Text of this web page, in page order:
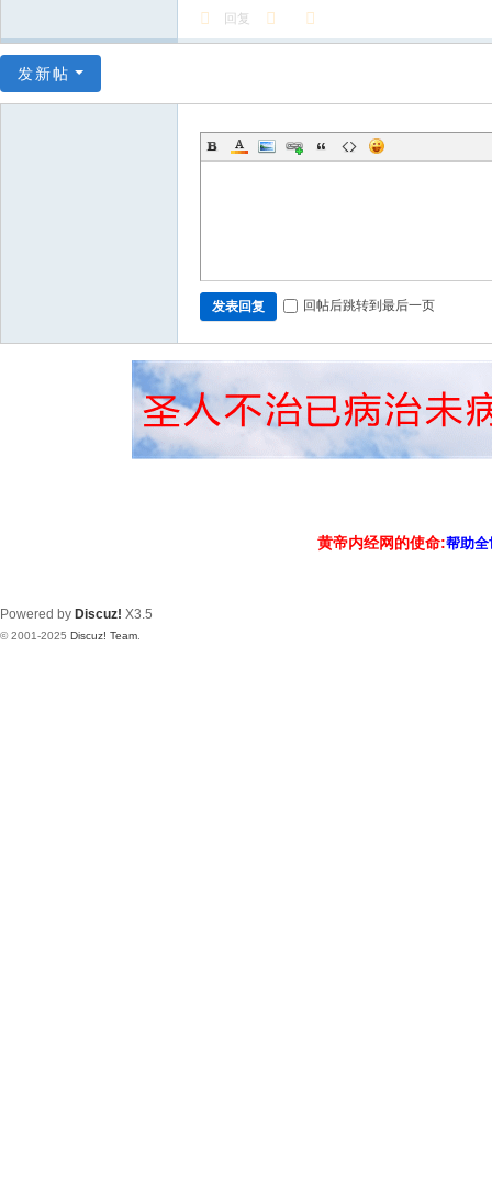
回复
发新帖
发表回复 回帖后跳转到最后一页
黄帝内经网的使命:帮助
Powered by Discuz! X3.5
© 2001-2025 Discuz! Team